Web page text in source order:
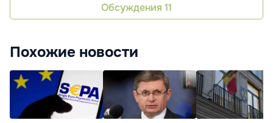
Обсуждения 11
Похожие новости